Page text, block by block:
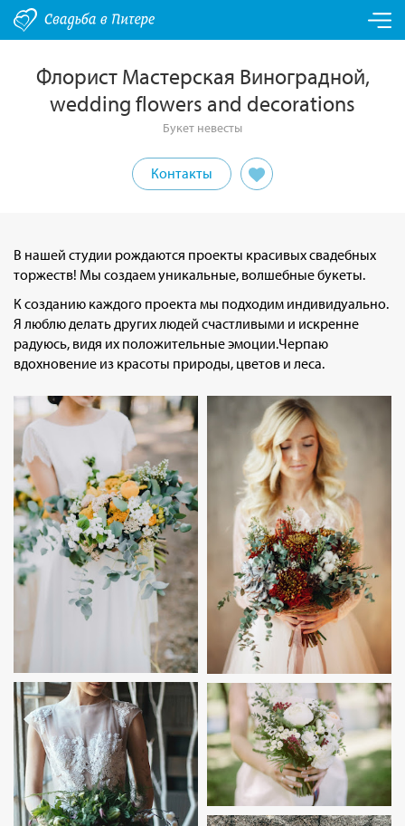
Флорист Мастерская Виноградной,
wedding flowers and decorations
Букет невесты
Контакты
В нашей студии рождаются проекты красивых свадебных
торжеств! Мы создаем уникальные, волшебные букеты.
К созданию каждого проекта мы подходим индивидуально.
Я люблю делать других людей счастливыми и искренне
радуюсь, видя их положительные эмоции.Черпаю
вдохновение из красоты природы, цветов и леса.